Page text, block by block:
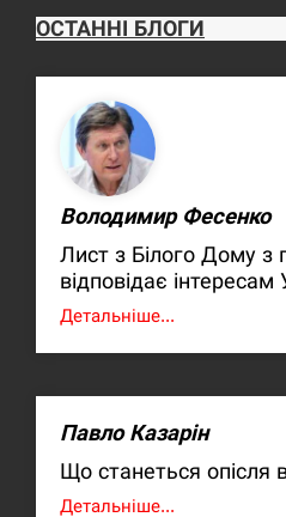
ОСТАННІ БЛОГИ
Володимир Фесенко
Лист з Білого Дому з
відповідає інтересам
Детальніше...
Павло Казарін
Що станеться опісля
Детальніше...